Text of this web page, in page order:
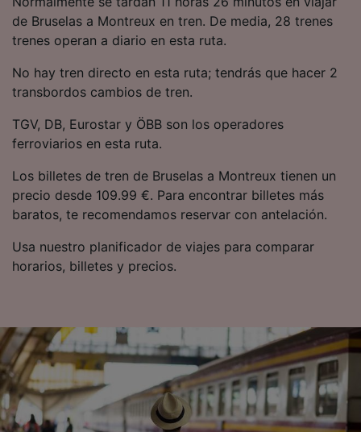
de Bruselas a Montreux en tren. De media, 28 trenes
trenes operan a diario en esta ruta.
No hay tren directo en esta ruta; tendrás que hacer 2
transbordos cambios de tren.
TGV, DB, Eurostar y ÖBB son los operadores
ferroviarios en esta ruta.
Los billetes de tren de Bruselas a Montreux tienen un
precio desde 109.99 €. Para encontrar billetes más
baratos, te recomendamos reservar con antelación.
Usa nuestro planificador de viajes para comparar
horarios, billetes y precios.
precisa. Analizar activamente las
características del dispositivo para su
identificación. Almacenar la información en un
contenido personalizados, medición de
publicidad y contenido, investigación de
Lista de asociados (proveedores)